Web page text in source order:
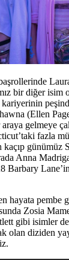
bir diğer isim
(Ellen
gelmeye
fazla
kaçıp günümüz
Anna
Barbary
hayata pembe
Zosia
gibi isimler
olan diziden